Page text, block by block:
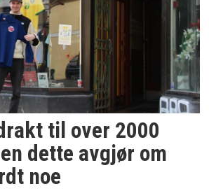
til over 2000
dette avgjør om
noe